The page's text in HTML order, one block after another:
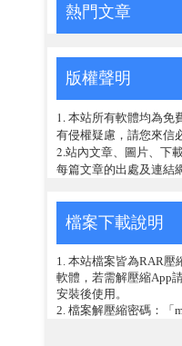
熱門文章
版權聲明
1. 本站所有軟體均為免
有侵權疑慮，請您來信
2.站內文章、圖片、下
每篇文章的出處及連結
檔案下載說明
1. 本站檔案皆為RAR壓
軟體，若需解壓縮App
安裝後使用。
2. 檔案解壓縮密碼：「